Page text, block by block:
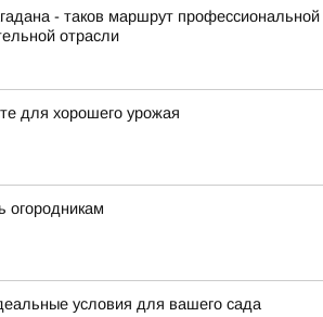
- таков маршрут
отрасли
для хорошего урожая
огородникам
условия для вашего сада